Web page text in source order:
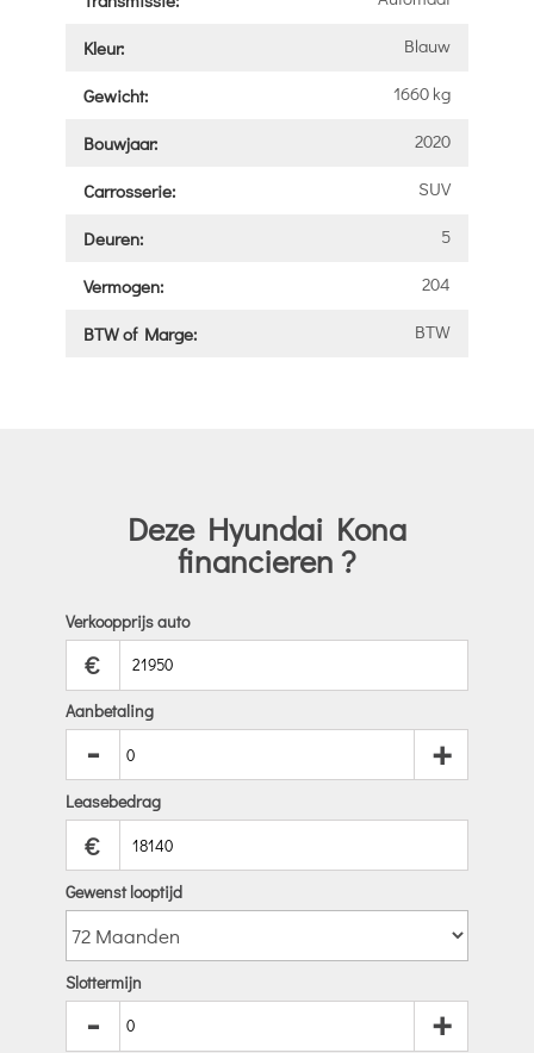
Kleur: Blauw
Gewicht: 1660 kg
Bouwjaar: 2020
Carrosserie: SUV
Deuren: 5
Vermogen: 204
BTW of Marge: BTW
Deze Hyundai Kona
financieren ?
Verkoopprijs auto
€
Aanbetaling
- +
Leasebedrag
€
Gewenst looptijd
Slottermijn
- +